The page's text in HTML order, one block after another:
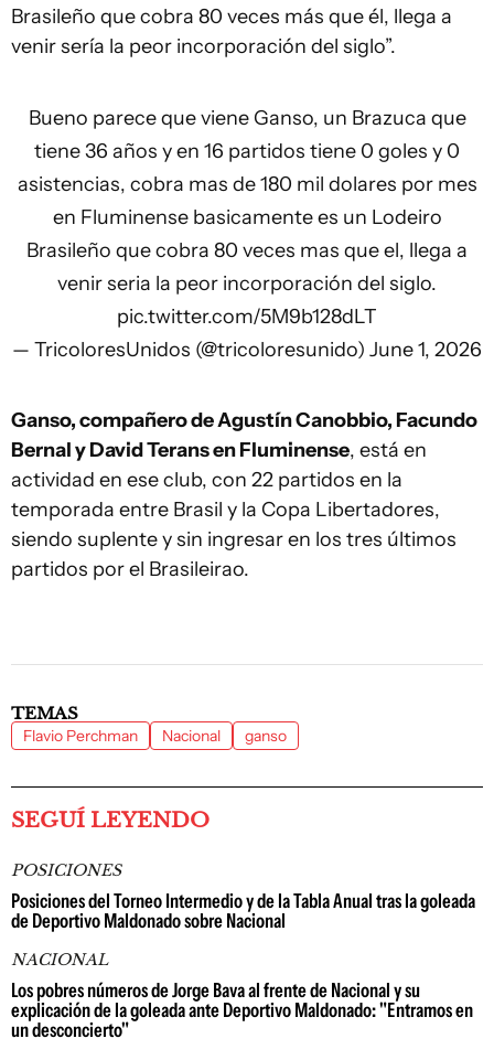
Brasileño que cobra 80 veces más que él, llega a
venir sería la peor incorporación del siglo”.
Bueno parece que viene Ganso, un Brazuca que
tiene 36 años y en 16 partidos tiene 0 goles y 0
asistencias, cobra mas de 180 mil dolares por mes
en Fluminense basicamente es un Lodeiro
Brasileño que cobra 80 veces mas que el, llega a
venir seria la peor incorporación del siglo.
pic.twitter.com/5M9b128dLT
— TricoloresUnidos (@tricoloresunido) June 1, 2026
Ganso, compañero de Agustín Canobbio, Facundo
Bernal y David Terans en Fluminense, está en
actividad en ese club, con 22 partidos en la
temporada entre Brasil y la Copa Libertadores,
siendo suplente y sin ingresar en los tres últimos
partidos por el Brasileirao.
TEMAS
Flavio Perchman Nacional ganso
SEGUÍ LEYENDO
POSICIONES
Posiciones del Torneo Intermedio y de la Tabla Anual tras la goleada
de Deportivo Maldonado sobre Nacional
NACIONAL
Los pobres números de Jorge Bava al frente de Nacional y su
explicación de la goleada ante Deportivo Maldonado: "Entramos en
un desconcierto"